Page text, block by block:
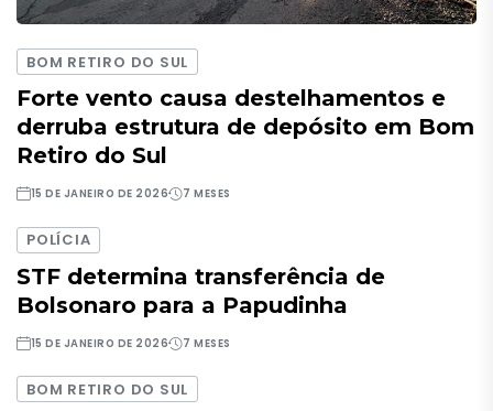
BOM RETIRO DO SUL
Forte vento causa destelhamentos e
derruba estrutura de depósito em Bom
Retiro do Sul
15 DE JANEIRO DE 2026 7 MESES
POLÍCIA
STF determina transferência de
Bolsonaro para a Papudinha
15 DE JANEIRO DE 2026 7 MESES
BOM RETIRO DO SUL